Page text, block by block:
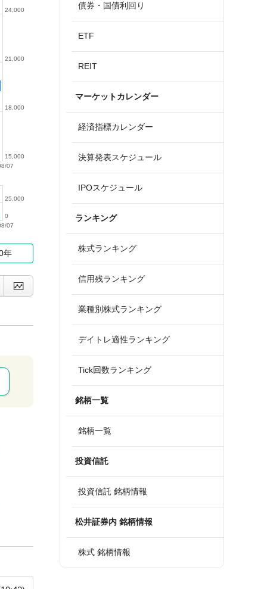
07
15,000
18,000
21,000
24,000
07
0
25,000
年
債券・国債利回り
ETF
REIT
マーケットカレンダー
経済指標カレンダー
決算発表スケジュール
IPOスケジュール
ランキング
株式ランキング
信用残ランキング
業種別株式ランキング
デイトレ適性ランキング
Tick回数ランキング
銘柄一覧
銘柄一覧
投資信託
投資信託 銘柄情報
松井証券内 銘柄情報
株式 銘柄情報